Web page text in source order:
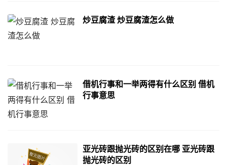
炒豆腐渣 炒豆腐渣怎么做
借机行事和一举两得有什么区别 借机
行事意思
亚光砖跟抛光砖的区别在哪 亚光砖跟
抛光砖的区别